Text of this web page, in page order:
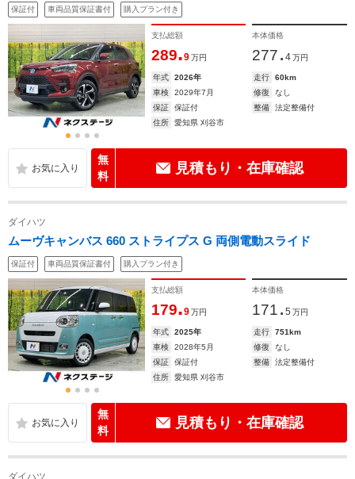
保証付 車両品質保証書付 購入プラン付き
支払総額
289.9 万円
本体価格
277. 4 万円
年式 2026年 走行
60km
車検
2029年7月 修復
なし
保証
保証付 整備
法定整備付
住所
愛知県 刈谷市
無
料
見積もり・在庫確認
ダイハツ
ムーヴキャンバス 660 ストライプス G 両側電動スライド
保証付 車両品質保証書付 購入プラン付き
支払総額
179.9 万円
本体価格
171. 5 万円
年式 2025年 走行
751km
車検
2028年5月 修復
なし
保証
保証付 整備
法定整備付
住所
愛知県 刈谷市
無
料
見積もり・在庫確認
ダイハツ